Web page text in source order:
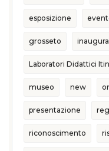
esposizione
grosseto
Laboratori Didattici
museo new
presentazione
riconoscimento